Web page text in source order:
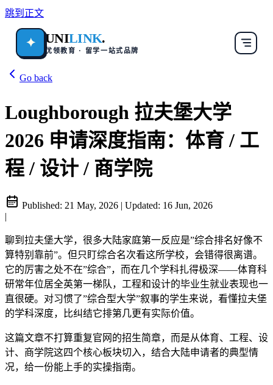
跳到正文
✦ UNILINK.
优领教育 · 留学一站式品牌
Go back
Loughborough 拉夫堡大学
2026 申请深度指南：体育 / 工
程 / 设计 / 商学院
Published: 21 May, 2026 | Updated: 16 Jun, 2026
|
聊到拉夫堡大学，很多大陆家庭第一反应是”综合排名好像不
算特别靠前”。但只盯综合名次看这所学校，会错得很离谱。
它的厉害之处不在”综合”，而在几个学科扎得极深——体育科
研常年位居全英第一梯队，工程和设计的毕业生就业表现也一
直很硬。对习惯了”综合型大学”叙事的学生来说，看懂拉夫堡
的学科深度，比纠结它排第几更有实际价值。
这篇文章不打算重复官网的招生简章，而是从体育、工程、设
计、商学院这四个核心板块切入，结合大陆申请者的典型情
况，给一份能上手的实操指南。